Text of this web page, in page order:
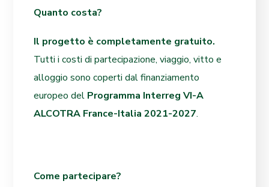
Quanto costa?
Il progetto è completamente gratuito.
Tutti i costi di partecipazione, viaggio, vitto e
alloggio sono coperti dal finanziamento
europeo del Programma Interreg VI-A
ALCOTRA France-Italia 2021-2027.
Come partecipare?